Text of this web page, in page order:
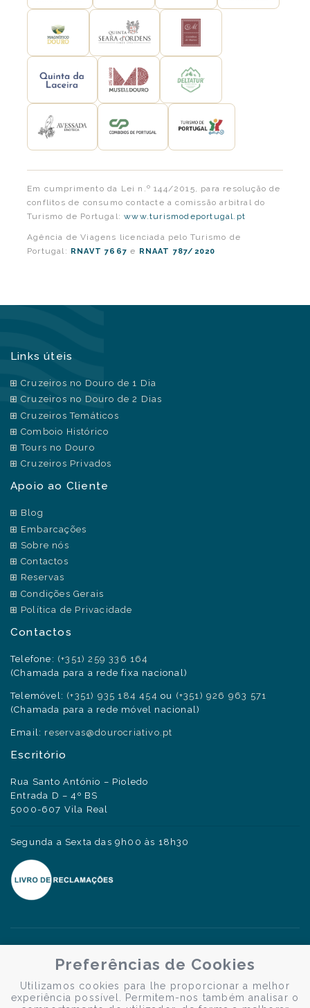
Em cumprimento da Lei n.º 144/2015, para resolução de
conflitos de consumo contacte a comissão arbitral do
Turismo de Portugal:www.turismodeportugal.pt
Agência de Viagens licenciada pelo Turismo de
Portugal: RNAVT 7667 e RNAAT 787/2020
Links úteis
Cruzeiros no Douro de 1 Dia
Cruzeiros no Douro de 2 Dias
Cruzeiros Temáticos
Comboio Histórico
Tours no Douro
Cruzeiros Privados
Apoio ao Cliente
Blog
Embarcações
Sobre nós
Contactos
Reservas
Condições Gerais
Política de Privacidade
Contactos
Telefone: (+351) 259 336 164
(Chamada para a rede fixa nacional)
Telemóvel: (+351) 935 184 454 ou (+351) 926 963 571
(Chamada para a rede móvel nacional)
Email: reservas@dourocriativo.pt
Escritório
Rua Santo António – Pioledo
Entrada D – 4º BS
5000-607 Vila Real
Segunda a Sexta das 9h00 às 18h30
Preferências de Cookies
Utilizamos cookies para lhe proporcionar a melhor
experiência possível. Permitem-nos também analisar o